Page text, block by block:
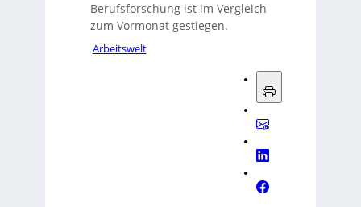
Berufsforschung ist im Vergleich
zum Vormonat gestiegen.
Arbeitswelt